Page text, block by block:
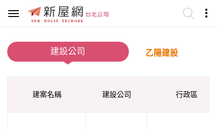
建設公司 乙陽建設
建案名稱 建設公司 行政區